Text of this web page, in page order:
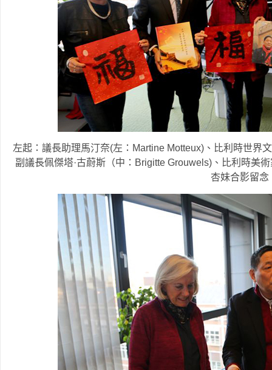
左起：議長助理馬汀奈(左：Martine Motteux)、比利時世界
副議長佩傑塔·古蔚斯（中：Brigitte Grouwels)、比利時美
杏妹合影留念